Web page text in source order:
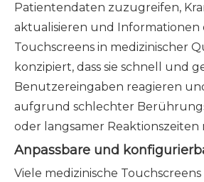
Patientendaten zuzugreifen,
aktualisieren und Informationen
Touchscreens in medizinischer
konzipiert, dass sie schnell und
Benutzereingaben reagieren
aufgrund schlechter
oder langsamer Reaktionszeiten
Anpassbare und
Viele medizinische